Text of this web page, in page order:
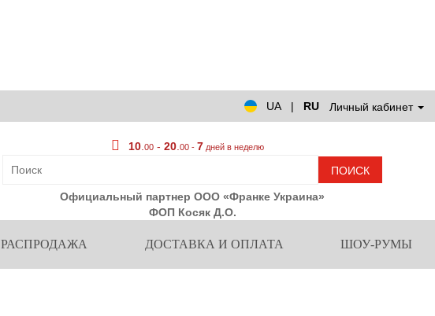
UA
| RU Личный кабинет
10 .00 -20 .00 -7 дней в неделю
ПОИСК
Официальный партнер ООО «Франке Украина»
ФОП Косяк Д.О.
РАСПРОДАЖА ДОСТАВКА И ОПЛАТА ШОУ-РУМЫ